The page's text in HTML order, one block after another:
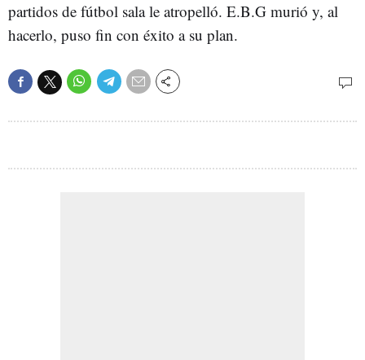
partidos de fútbol sala le atropelló. E.B.G murió y, al
hacerlo, puso fin con éxito a su plan.